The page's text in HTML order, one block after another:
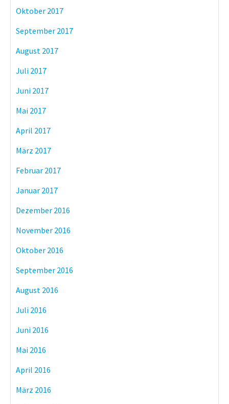
Oktober 2017
September 2017
August 2017
Juli 2017
Juni 2017
Mai 2017
April 2017
März 2017
Februar 2017
Januar 2017
Dezember 2016
November 2016
Oktober 2016
September 2016
August 2016
Juli 2016
Juni 2016
Mai 2016
April 2016
März 2016